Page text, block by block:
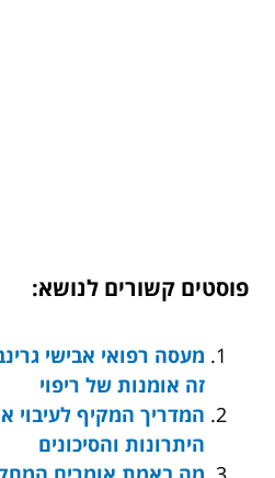
פוסטים קשורים לנושא:
מעסה רפואי אבישי
זה אומנות של ריפוי
המדריך המקיף לעיבוי
היתרונות והסיכונים